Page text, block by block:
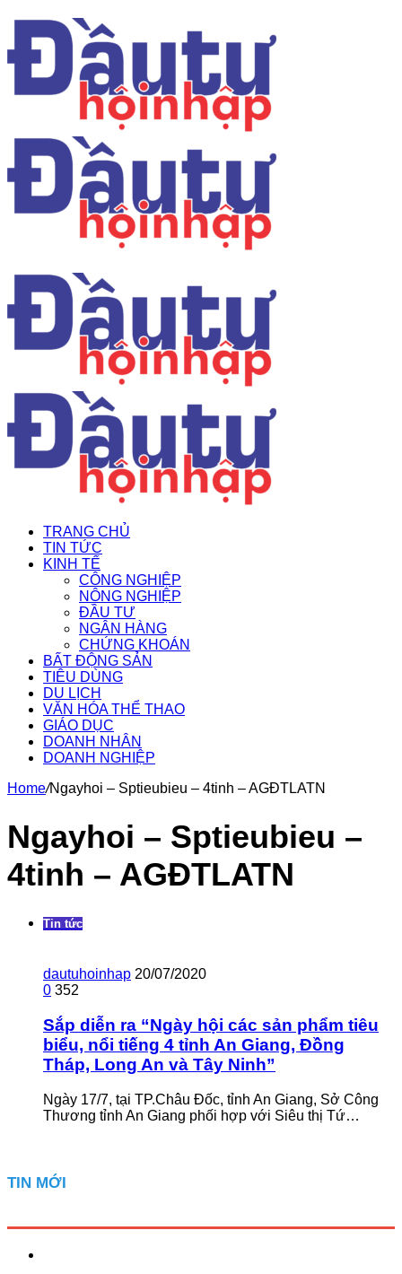
TRANG CHỦ
TIN TỨC
KINH TẾ
CÔNG NGHIỆP
NÔNG NGHIỆP
ĐẦU TƯ
NGÂN HÀNG
CHỨNG KHOÁN
BẤT ĐỘNG SẢN
TIÊU DÙNG
DU LỊCH
VĂN HÓA THỂ THAO
GIÁO DỤC
DOANH NHÂN
DOANH NGHIỆP
Home/Ngayhoi – Sptieubieu – 4tinh – AGĐTLATN
Ngayhoi – Sptieubieu –
4tinh – AGĐTLATN
Tin tức
dautuhoinhap 20/07/2020
0 352
Sắp diễn ra “Ngày hội các sản phẩm tiêu
biểu, nổi tiếng 4 tỉnh An Giang, Đồng
Tháp, Long An và Tây Ninh”
Ngày 17/7, tại TP.Châu Đốc, tỉnh An Giang, Sở Công
Thương tỉnh An Giang phối hợp với Siêu thị Tứ…
TIN MỚI